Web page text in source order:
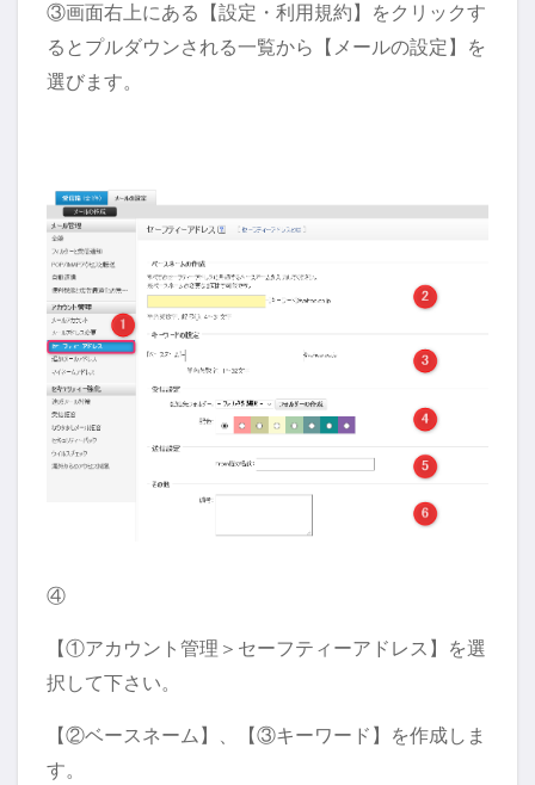
③画面右上にある【設定・利用規約】をクリックす
るとプルダウンされる一覧から【メールの設定】を
選びます。
④
【①アカウント管理＞セーフティーアドレス】を選
択して下さい。
【②ベースネーム】、【③キーワード】を作成しま
す。